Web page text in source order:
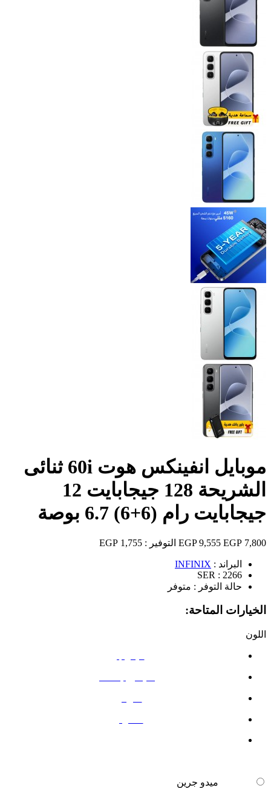
موبايل انفينكس هوت 60i ثنائى
الشريحة 128 جيجابايت 12
جيجابايت رام (6+6) 6.7 بوصة
7,800 EGP
9,555 EGP التوفير : 1,755 EGP
البراند : INFINIX
SER : 2266
حالة التوفر : متوفر
الخيارات المتاحة:
اللون
ميدو جرين